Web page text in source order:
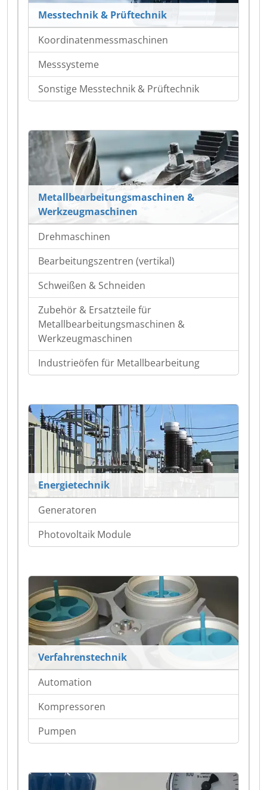
Messtechnik & Prüftechnik
Koordinatenmessmaschinen
Messsysteme
Sonstige Messtechnik & Prüftechnik
Metallbearbeitungsmaschinen &
Werkzeugmaschinen
Drehmaschinen
Bearbeitungszentren (vertikal)
Schweißen & Schneiden
Zubehör & Ersatzteile für
Metallbearbeitungsmaschinen &
Werkzeugmaschinen
Industrieöfen für Metallbearbeitung
Energietechnik
Generatoren
Photovoltaik Module
Verfahrenstechnik
Automation
Kompressoren
Pumpen